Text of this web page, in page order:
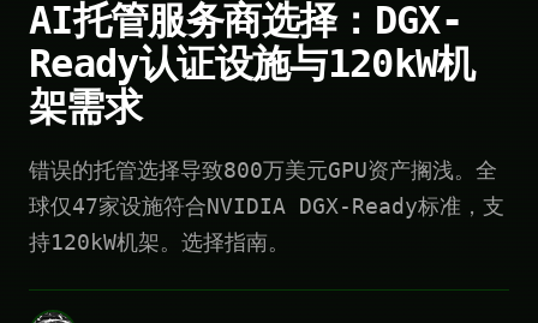
AI托管服务商选择：DGX-
Ready认证设施与120kW机
架需求
错误的托管选择导致800万美元GPU资产搁浅。全
球仅47家设施符合NVIDIA DGX-Ready标准，支
持120kW机架。选择指南。